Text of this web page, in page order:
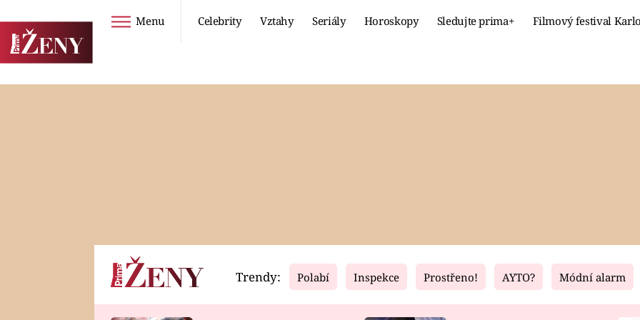
Menu Celebrity Vztahy Seriály Horoskopy Sledujte prima+ Filmový festival
Horoskopy Video Fresh Living
Trendy: Polabí Inspekce Prostřeno! AYTO? Módní alarm